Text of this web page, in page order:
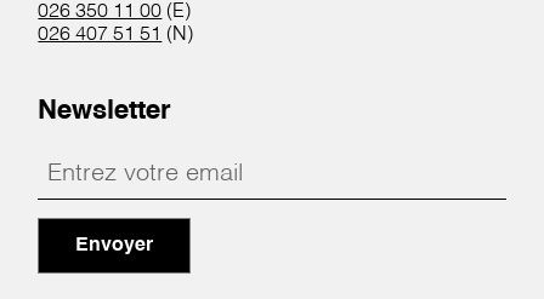
026 350 11 00 (E)
026 407 51 51 (N)
Newsletter
Envoyer